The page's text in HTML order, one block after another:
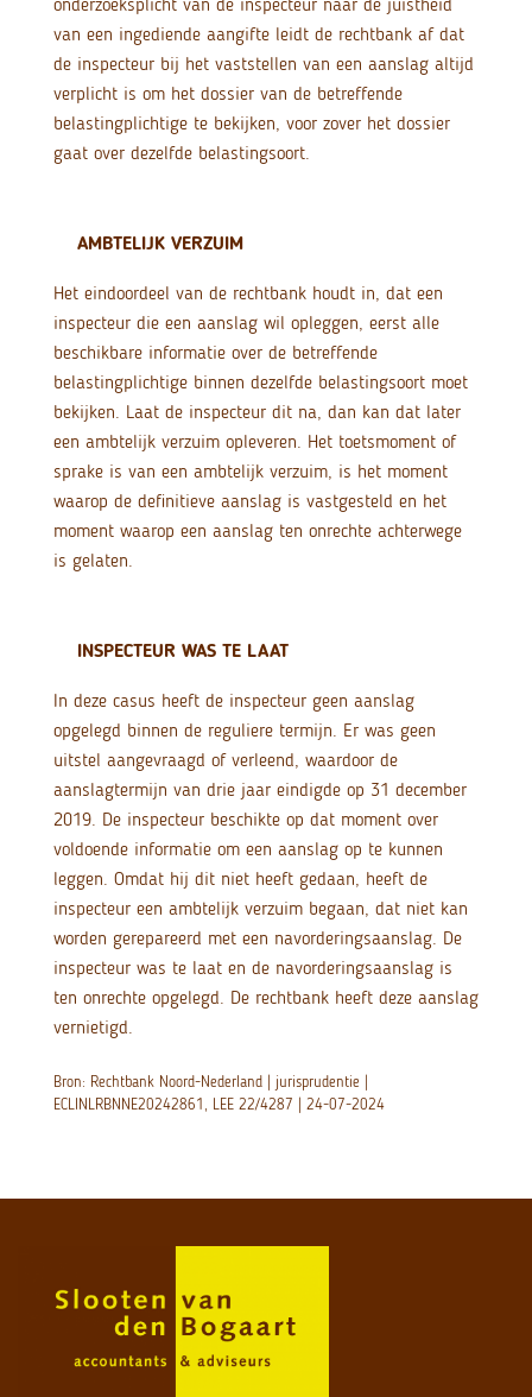
onderzoeksplicht van de inspecteur naar de juistheid
van een ingediende aangifte leidt de rechtbank af dat
de inspecteur bij het vaststellen van een aanslag altijd
verplicht is om het dossier van de betreffende
belastingplichtige te bekijken, voor zover het dossier
gaat over dezelfde belastingsoort.
AMBTELIJK VERZUIM
Het eindoordeel van de rechtbank houdt in, dat een
inspecteur die een aanslag wil opleggen, eerst alle
beschikbare informatie over de betreffende
belastingplichtige binnen dezelfde belastingsoort moet
bekijken. Laat de inspecteur dit na, dan kan dat later
een ambtelijk verzuim opleveren. Het toetsmoment of
sprake is van een ambtelijk verzuim, is het moment
waarop de definitieve aanslag is vastgesteld en het
moment waarop een aanslag ten onrechte achterwege
is gelaten.
INSPECTEUR WAS TE LAAT
In deze casus heeft de inspecteur geen aanslag
opgelegd binnen de reguliere termijn. Er was geen
uitstel aangevraagd of verleend, waardoor de
aanslagtermijn van drie jaar eindigde op 31 december
2019. De inspecteur beschikte op dat moment over
voldoende informatie om een aanslag op te kunnen
leggen. Omdat hij dit niet heeft gedaan, heeft de
inspecteur een ambtelijk verzuim begaan, dat niet kan
worden gerepareerd met een navorderingsaanslag. De
inspecteur was te laat en de navorderingsaanslag is
ten onrechte opgelegd. De rechtbank heeft deze aanslag
vernietigd.
Bron: Rechtbank Noord-Nederland | jurisprudentie |
ECLINLRBNNE20242861, LEE 22/4287 | 24-07-2024